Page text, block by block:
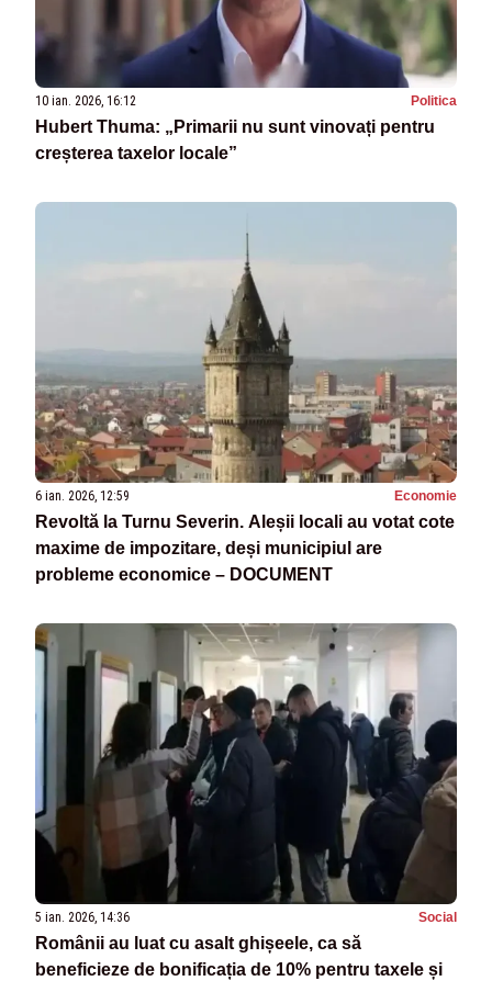
10 ian. 2026, 16:12 Politica
Hubert Thuma: „Primarii nu sunt vinovați pentru
creșterea taxelor locale”
6 ian. 2026, 12:59 Economie
Revoltă la Turnu Severin. Aleșii locali au votat cote
maxime de impozitare, deși municipiul are
probleme economice – DOCUMENT
5 ian. 2026, 14:36 Social
Românii au luat cu asalt ghișeele, ca să
beneficieze de bonificația de 10% pentru taxele și